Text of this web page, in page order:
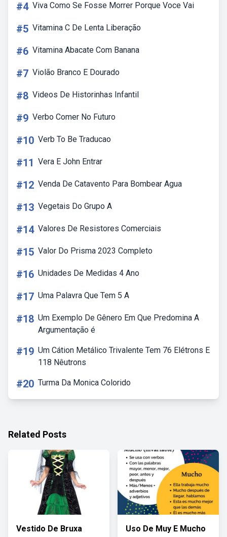
#4 Viva Como Se Fosse Morrer Porque Voce Vai
#5 Vitamina C De Lenta Liberação
#6 Vitamina Abacate Com Banana
#7 Violão Branco E Dourado
#8 Videos De Historinhas Infantil
#9 Verbo Comer No Futuro
#10 Verb To Be Traducao
#11 Vera E John Entrar
#12 Venda De Catavento Para Bombear Agua
#13 Vegetais Do Grupo A
#14 Valores De Resistores Comerciais
#15 Valor Do Prisma 2023 Completo
#16 Unidades De Medidas 4 Ano
#17 Uma Palavra Que Tem 5 A
#18 Um Exemplo De Gênero Em Que Predomina A
Argumentação é
#19 Um Cátion Metálico Trivalente Tem 76 Elétrons E
118 Nêutrons
#20 Turma Da Monica Colorido
Related Posts
Vestido De Bruxa
Uso De Muy E Mucho